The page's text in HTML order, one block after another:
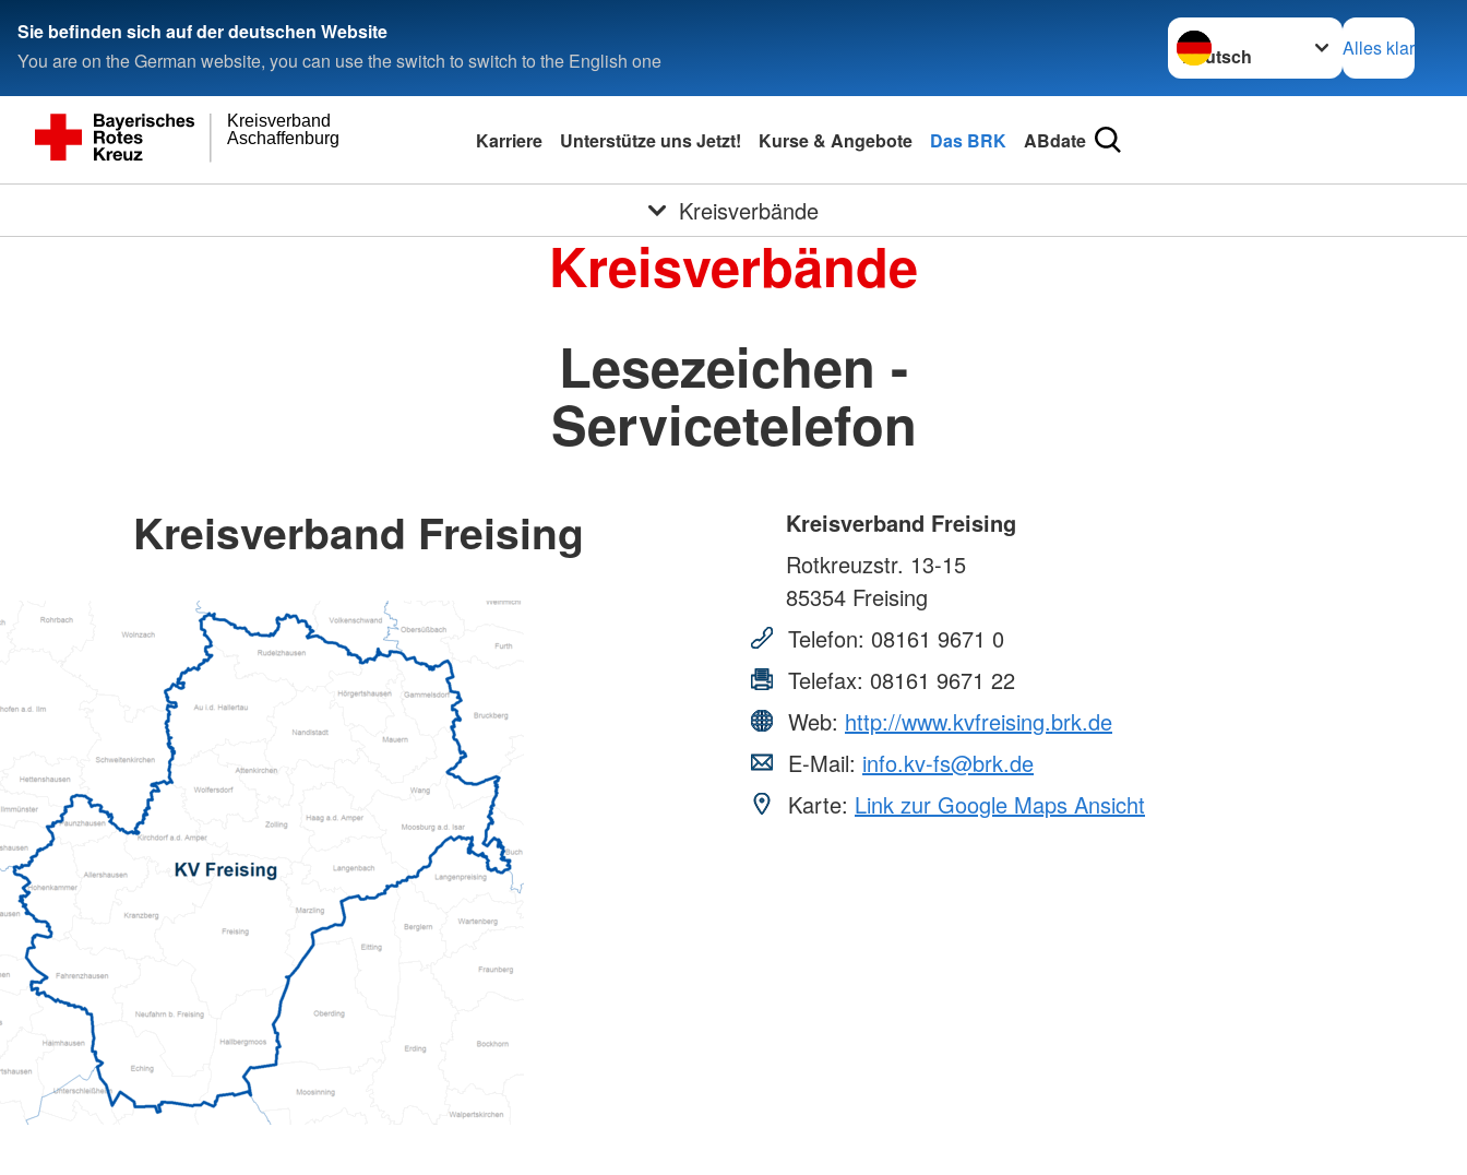
Sie befinden sich auf der deutschen Website
You are on the German website, you can use the switch to switch to the English one
Sprache wechseln zu
Alles klar
Aschaffenburg
Kreisverband
Karriere Unterstütze uns Jetzt! Kurse & Angebote Das BRK ABdate
Kreisverbände
Kreisverbände
Lesezeichen -
Servicetelefon
Kreisverband Freising
Kreisverband Freising
Rotkreuzstr. 13-15
85354 Freising
Telefon: 08161 9671 0
Telefax: 08161 9671 22
Web: http://www.kvfreising.brk.de
E-Mail: info.kv-fs@brk.de
Karte: Link zur Google Maps Ansicht